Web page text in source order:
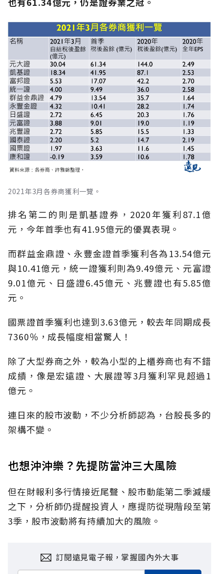
2021年3月各券商獲利一覽。
排名第二的則是凱基證券，2020年獲利87.1億
元，今年首季也有41.95億元的優異表現。
而群益金鼎證、永豐金證首季獲利各為13.54億元
與10.41億元，統一證獲利則為9.49億元、元富證
9.01億元、日盛證6.45億元、兆豐證也有5.85億
元。
國票證首季獲利也達到3.63億元，較去年同期成長
7360％，成長幅度相當驚人！
除了大型券商之外，較為小型的上櫃券商也有不錯
成績，像是宏遠證、大展證等3月獲利罕見超過1
億元。
連日來的股市波動，不少分析師認為，台股長多的
架構不變。
也想沖沖樂？先提防當沖三大風險
但在財報利多行情接近尾聲、股市動能第二季減緩
之下，分析師仍提醒投資人，應提防從現階段至第
3季，股市波動將有持續加大的風險。
訂閱遠見電子報，掌握國內外大事